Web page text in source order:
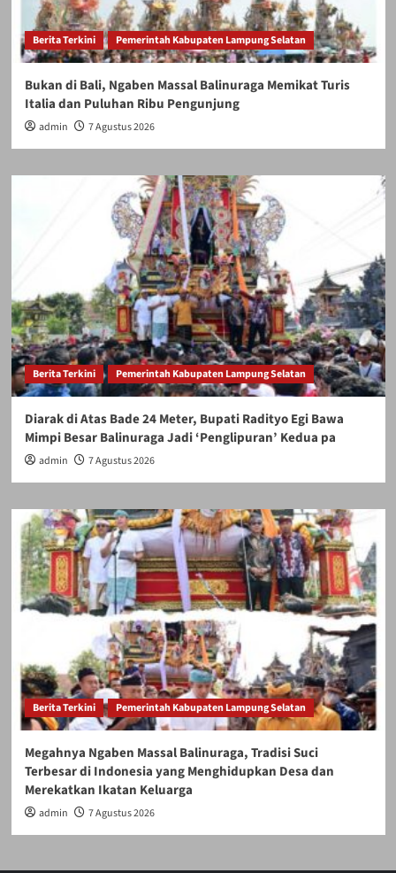
Berita Terkini Pemerintah Kabupaten Lampung Selatan
Bukan di Bali, Ngaben Massal Balinuraga Memikat Turis
Italia dan Puluhan Ribu Pengunjung
admin 7 Agustus 2026
Berita Terkini Pemerintah Kabupaten Lampung Selatan
Diarak di Atas Bade 24 Meter, Bupati Radityo Egi Bawa
Mimpi Besar Balinuraga Jadi ‘Penglipuran’ Kedua pa
admin 7 Agustus 2026
Berita Terkini Pemerintah Kabupaten Lampung Selatan
Megahnya Ngaben Massal Balinuraga, Tradisi Suci
Terbesar di Indonesia yang Menghidupkan Desa dan
Merekatkan Ikatan Keluarga
admin 7 Agustus 2026